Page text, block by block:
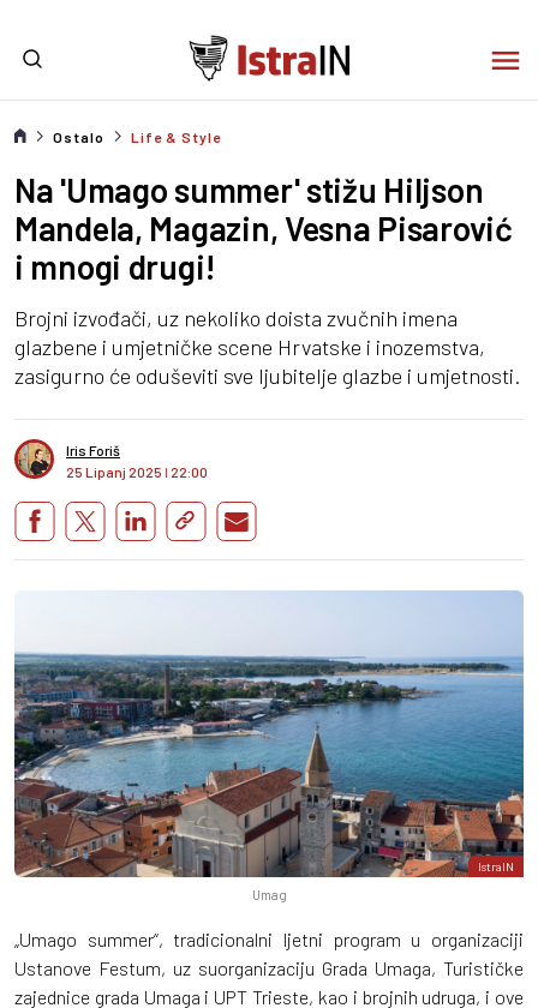
Ostalo Life & Style
Na 'Umago summer' stižu Hiljson
Mandela, Magazin, Vesna Pisarović
i mnogi drugi!
Brojni izvođači, uz nekoliko doista zvučnih imena
glazbene i umjetničke scene Hrvatske i inozemstva,
zasigurno će oduševiti sve ljubitelje glazbe i umjetnosti.
Iris Foriš
25 Lipanj 2025 I 22:00
IstraIN
Umag
„Umago summer“, tradicionalni ljetni program u organizaciji
Ustanove Festum, uz suorganizaciju Grada Umaga, Turističke
zajednice grada Umaga i UPT Trieste, kao i brojnih udruga, i ove